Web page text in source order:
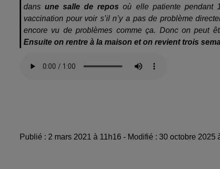
dansune salle de repos où elle patiente pendant
vaccination pour voir s’il n’y a pas de problème
encore vu de problèmes comme ça. Donc on peut
Ensuite on rentre à la maison et on revient trois
Publié : 2 mars 2021 à 11h16 - Modifié : 30 octobre 2025